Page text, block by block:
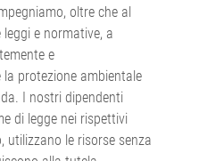
oltre che al
e normative, a
e
protezione ambientale
I nostri dipendenti
di legge nei rispettivi
utilizzano le risorse senza